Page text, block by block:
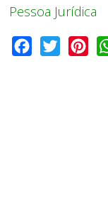
Pessoa Jurídica
Facebook
Twitter